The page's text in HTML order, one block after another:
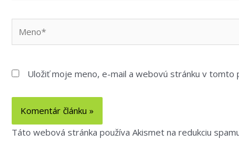
Uložiť moje meno, e-mail a webovú stránku v tomto
Táto webová stránka používa Akismet na redukciu